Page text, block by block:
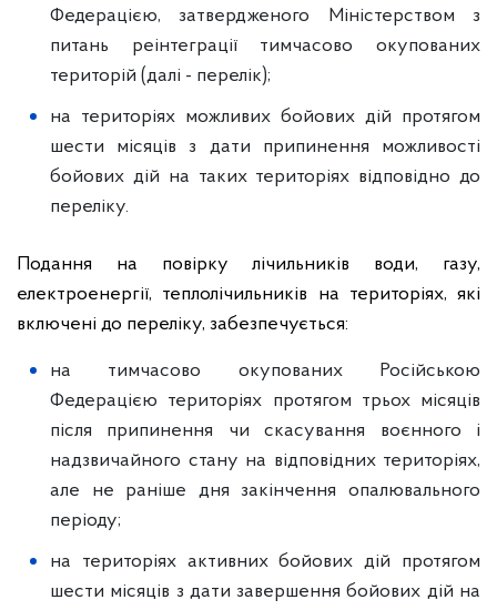
Федерацією, затвердженого Міністерством з
питань реінтеграції тимчасово окупованих
територій (далі - перелік);
на територіях можливих бойових дій протягом
шести місяців з дати припинення можливості
бойових дій на таких територіях відповідно до
переліку.
Подання на повірку лічильників води, газу,
електроенергії, теплолічильників на територіях, які
включені до переліку, забезпечується:
на тимчасово окупованих Російською
Федерацією територіях протягом трьох місяців
після припинення чи скасування воєнного і
надзвичайного стану на відповідних територіях,
але не раніше дня закінчення опалювального
періоду;
на територіях активних бойових дій протягом
шести місяців з дати завершення бойових дій на